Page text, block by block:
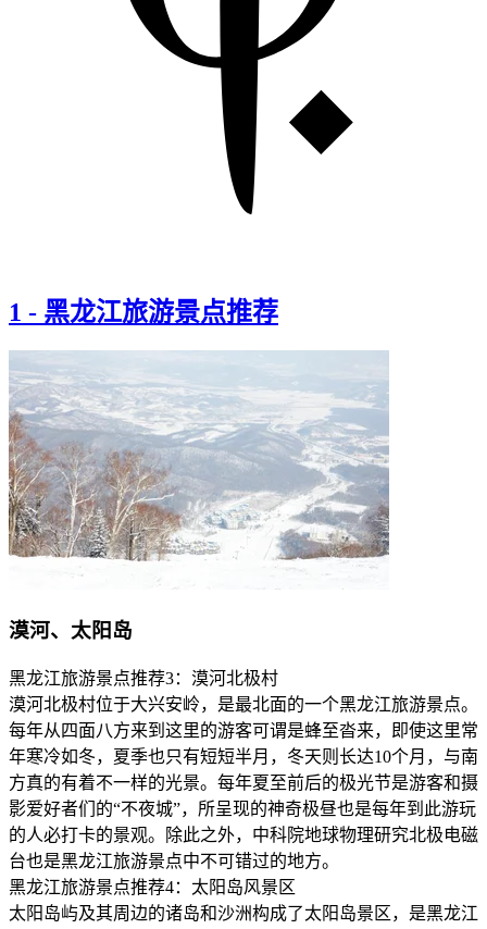
1 - 黑龙江旅游景点推荐
漠河、太阳岛
黑龙江旅游景点推荐3：漠河北极村
漠河北极村位于大兴安岭，是最北面的一个黑龙江旅游景点。
每年从四面八方来到这里的游客可谓是蜂至沓来，即使这里常
年寒冷如冬，夏季也只有短短半月，冬天则长达10个月，与南
方真的有着不一样的光景。每年夏至前后的极光节是游客和摄
影爱好者们的“不夜城”，所呈现的神奇极昼也是每年到此游玩
的人必打卡的景观。除此之外，中科院地球物理研究北极电磁
台也是黑龙江旅游景点中不可错过的地方。
黑龙江旅游景点推荐4：太阳岛风景区
太阳岛屿及其周边的诸岛和沙洲构成了太阳岛景区，是黑龙江